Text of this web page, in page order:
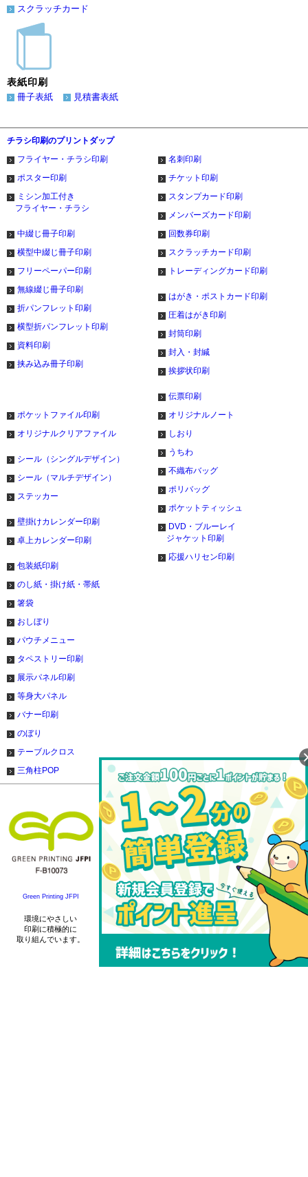
スクラッチカード
表紙印刷
冊子表紙 見積書表紙
チラシ印刷のプリントダップ
フライヤー・チラシ印刷
ポスター印刷
ミシン加工付き
フライヤー・チラシ
中綴じ冊子印刷
横型中綴じ冊子印刷
フリーペーパー印刷
無線綴じ冊子印刷
折パンフレット印刷
横型折パンフレット印刷
資料印刷
挟み込み冊子印刷
名刺印刷
チケット印刷
スタンプカード印刷
メンバーズカード印刷
回数券印刷
スクラッチカード印刷
トレーディングカード印刷
はがき・ポストカード印刷
圧着はがき印刷
封筒印刷
封入・封緘
挨拶状印刷
伝票印刷
ポケットファイル印刷
オリジナルクリアファイル
シール（シングルデザイン）
シール（マルチデザイン）
ステッカー
壁掛けカレンダー印刷
卓上カレンダー印刷
包装紙印刷
のし紙・掛け紙・帯紙
箸袋
おしぼり
パウチメニュー
オリジナルノート
しおり
うちわ
不織布バッグ
ポリバッグ
ポケットティッシュ
DVD・ブルーレイ
ジャケット印刷
応援ハリセン印刷
タペストリー印刷
展示パネル印刷
等身大パネル
バナー印刷
のぼり
テーブルクロス
三角柱POP
Green Printing JFPI
環境にやさしい
印刷に積極的に
取り組んでいます。
日本印刷個人情報
保護体制認定制度
き
「Ｐマーク」に準じている
全印工連
ＣＳＲ認定
CSR(社会的責任)活動に
取組むお客様の
製品づくりを応援していま